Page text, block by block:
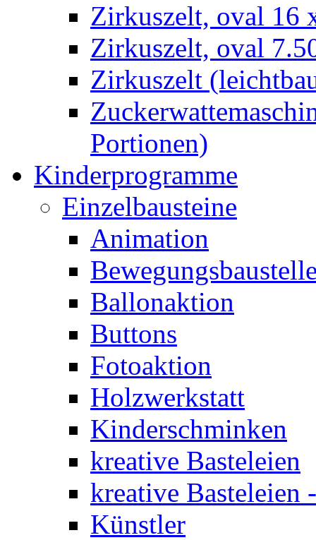
Zirkuszelt, oval 16
Zirkuszelt, oval
Zirkuszelt
Portionen)
Kinderprogramme
Einzelbausteine
Animation
Ballonaktion
Buttons
Fotoaktion
Holzwerkstatt
Kinderschminken
kreative Basteleien
kreative Basteleien
Künstler